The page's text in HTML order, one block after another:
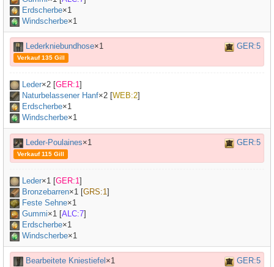
Erdscherbe×1
Windscherbe×1
Lederkniebundhose×1 GER:5
Verkauf 135 Gill
Leder×2 [GER:1]
Naturbelassener Hanf×2 [WEB:2]
Erdscherbe×1
Windscherbe×1
Leder-Poulaines×1 GER:5
Verkauf 115 Gill
Leder×1 [GER:1]
Bronzebarren×1 [GRS:1]
Feste Sehne×1
Gummi×1 [ALC:7]
Erdscherbe×1
Windscherbe×1
Bearbeitete Kniestiefel ×1 GER:5